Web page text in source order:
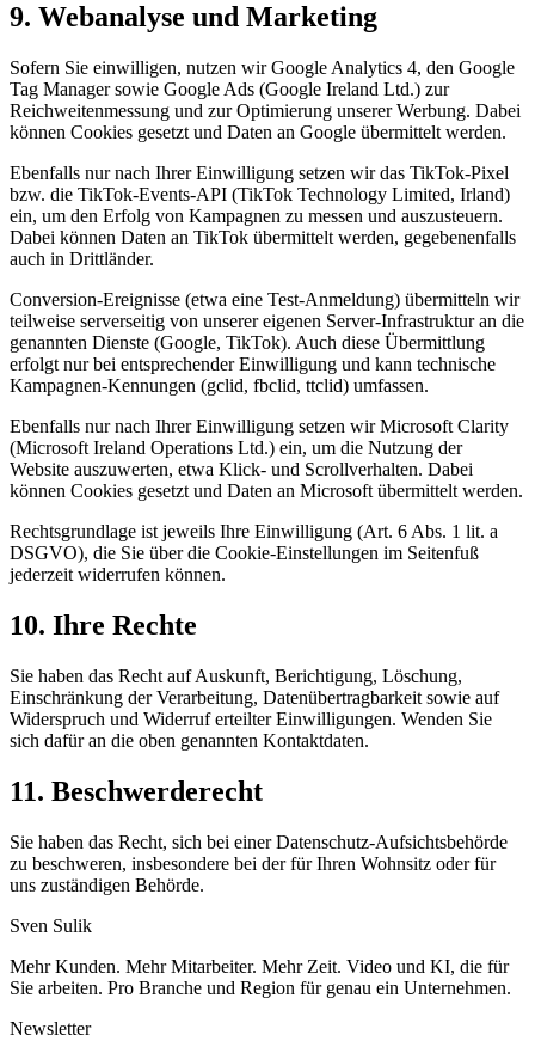
9. Webanalyse und Marketing
Sofern Sie einwilligen, nutzen wir Google Analytics 4, den Google
Tag Manager sowie Google Ads (Google Ireland Ltd.) zur
Reichweitenmessung und zur Optimierung unserer Werbung. Dabei
können Cookies gesetzt und Daten an Google übermittelt werden.
Ebenfalls nur nach Ihrer Einwilligung setzen wir das TikTok-Pixel
bzw. die TikTok-Events-API (TikTok Technology Limited, Irland)
ein, um den Erfolg von Kampagnen zu messen und auszusteuern.
Dabei können Daten an TikTok übermittelt werden, gegebenenfalls
auch in Drittländer.
Conversion-Ereignisse (etwa eine Test-Anmeldung) übermitteln wir
teilweise serverseitig von unserer eigenen Server-Infrastruktur an die
genannten Dienste (Google, TikTok). Auch diese Übermittlung
erfolgt nur bei entsprechender Einwilligung und kann technische
Kampagnen-Kennungen (gclid, fbclid, ttclid) umfassen.
Ebenfalls nur nach Ihrer Einwilligung setzen wir Microsoft Clarity
(Microsoft Ireland Operations Ltd.) ein, um die Nutzung der
Website auszuwerten, etwa Klick- und Scrollverhalten. Dabei
können Cookies gesetzt und Daten an Microsoft übermittelt werden.
Rechtsgrundlage ist jeweils Ihre Einwilligung (Art. 6 Abs. 1 lit. a
DSGVO), die Sie über die Cookie-Einstellungen im Seitenfuß
jederzeit widerrufen können.
10. Ihre Rechte
Sie haben das Recht auf Auskunft, Berichtigung, Löschung,
Einschränkung der Verarbeitung, Datenübertragbarkeit sowie auf
Widerspruch und Widerruf erteilter Einwilligungen. Wenden Sie
sich dafür an die oben genannten Kontaktdaten.
11. Beschwerderecht
Sie haben das Recht, sich bei einer Datenschutz-Aufsichtsbehörde
zu beschweren, insbesondere bei der für Ihren Wohnsitz oder für
uns zuständigen Behörde.
Sven Sulik
Mehr Kunden. Mehr Mitarbeiter. Mehr Zeit. Video und KI, die für
Sie arbeiten. Pro Branche und Region für genau ein Unternehmen.
Newsletter